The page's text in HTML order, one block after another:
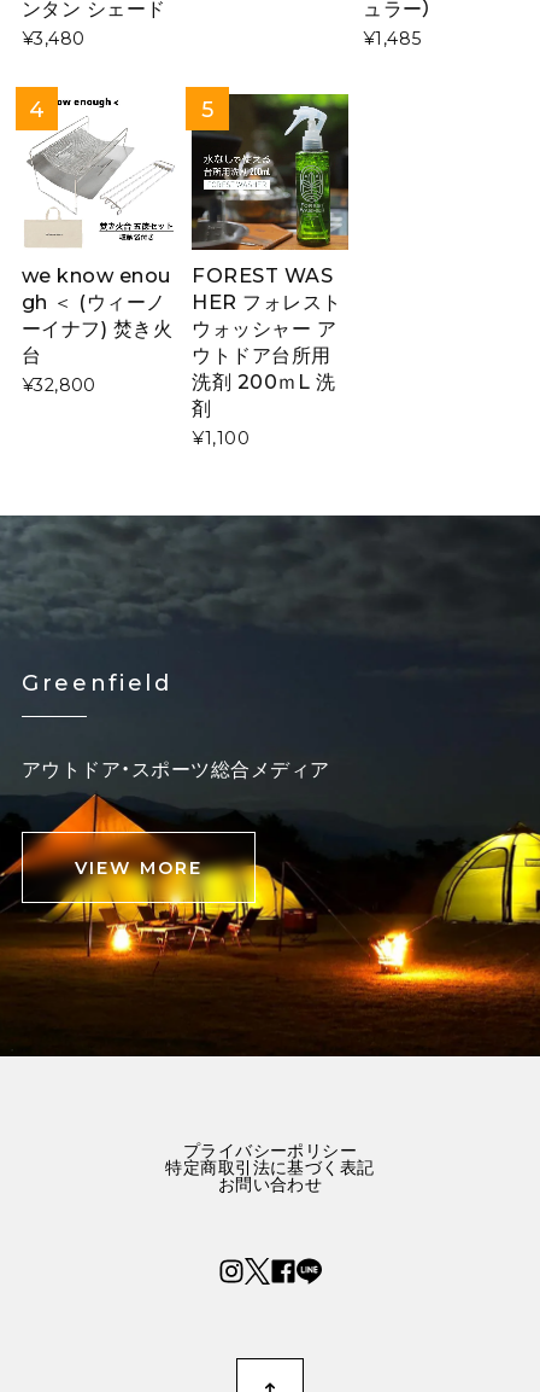
ンタン シェード
¥3,480
ュラー）
¥1,485
we know enou
gh ＜ (ウィーノ
ーイナフ) 焚き火
台
¥32,800
FOREST WAS
HER フォレスト
ウォッシャー ア
ウトドア台所用
洗剤 200ｍL 洗
剤
¥1,100
Greenfield
アウトドア・スポーツ総合メディア
VIEW MORE
プライバシーポリシー
特定商取引法に基づく表記
お問い合わせ